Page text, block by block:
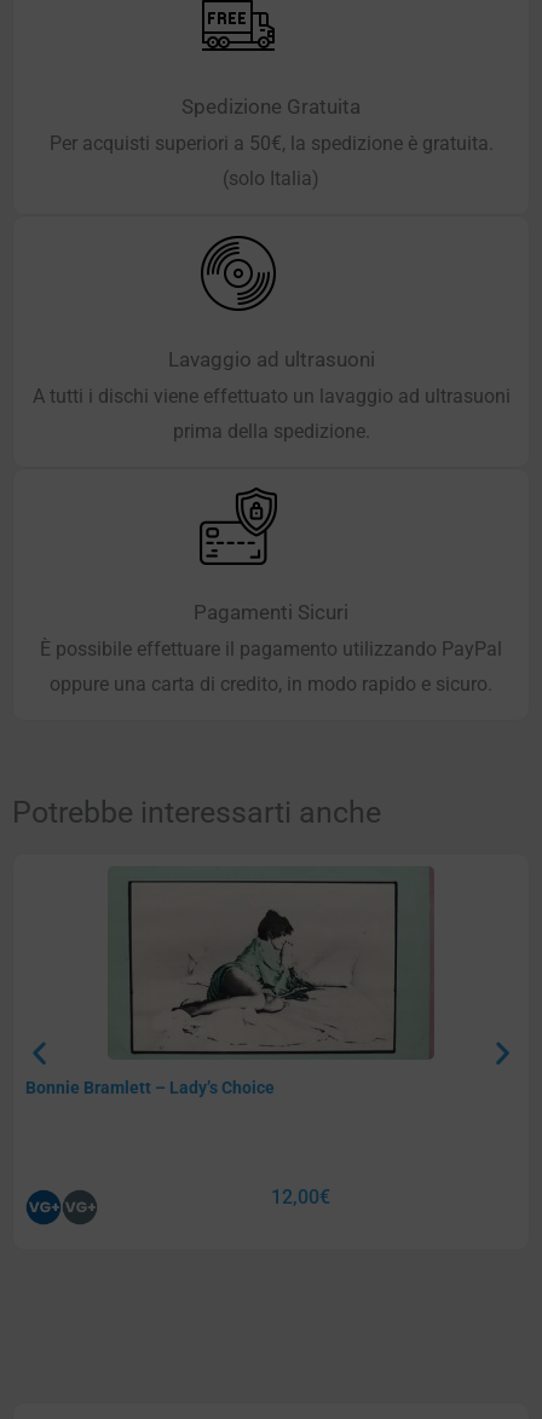
Spedizione Gratuita
Per acquisti superiori a 50€, la spedizione è gratuita.
(solo Italia)
Lavaggio ad ultrasuoni
A tutti i dischi viene effettuato un lavaggio ad ultrasuoni
prima della spedizione.
Pagamenti Sicuri
È possibile effettuare il pagamento utilizzando PayPal
oppure una carta di credito, in modo rapido e sicuro.
Potrebbe interessarti anche
Bonnie Bramlett – Lady’s Choice
12,00€